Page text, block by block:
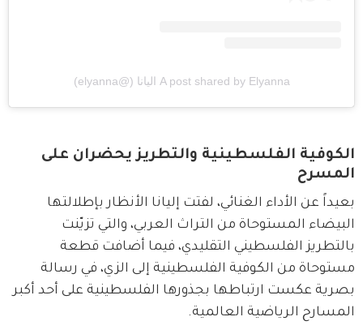
A post shared by Elyanna اليانا (@elyanna)
الكوفية الفلسطينية والتطريز يحضران على
المسرح
بعيداً عن الأداء الغنائي، لفتت إليانا الأنظار بإطلالتها
البيضاء المستوحاة من التراث العربي، والتي تزيّنت
بالتطريز الفلسطيني التقليدي، فيما أضافت قطعة
مستوحاة من الكوفية الفلسطينية إلى الزي، في رسالة
بصرية عكست ارتباطها بجذورها الفلسطينية على أحد أكبر
المسارح الرياضية العالمية.